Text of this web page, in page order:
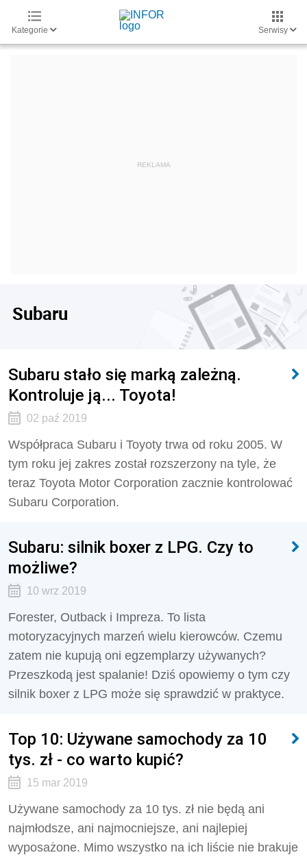
Kategorie Serwisy
Subaru
Subaru stało się marką zależną.
Kontroluje ją... Toyota!
02 paź 2019
Współpraca Subaru i Toyoty trwa od roku 2005. W
tym roku jej zakres został rozszerzony na tyle, że
teraz Toyota Motor Corporation zacznie kontrolować
Subaru Corporation.
Subaru: silnik boxer z LPG. Czy to
możliwe?
10 wrz 2019
Forester, Outback i Impreza. To lista
motoryzacyjnych marzeń wielu kierowców. Czemu
zatem nie kupują oni egzemplarzy używanych?
Przeszkodą jest spalanie! Dziś opowiemy o tym czy
silnik boxer z LPG może się sprawdzić w praktyce.
Top 10: Używane samochody za 10
tys. zł - co warto kupić?
15 mar 2019
Używane samochody za 10 tys. zł nie będą ani
najmłodsze, ani najmocniejsze, ani najlepiej
wyposażone. Mimo wszystko na ich liście nie brakuje